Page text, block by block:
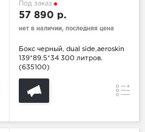
Под заказ
57 890 р.
нет в наличии, последняя цена
Бокс черный, dual side,aeroskin
139*89.5*34 300 литров.
(635100)